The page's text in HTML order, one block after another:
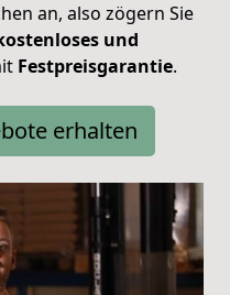
an, also zögern Sie
und
Festpreisgarantie.
erhalten